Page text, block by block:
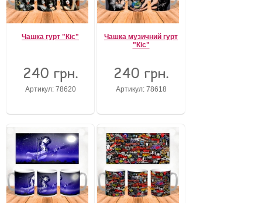
Чашка гурт "Кіс"
240 грн.
Артикул: 78620
Чашка музичний гурт
"Кіс"
240 грн.
Артикул: 78618